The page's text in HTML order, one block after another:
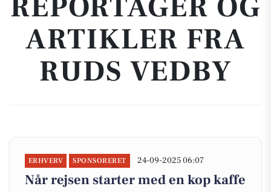
ARTIKLER FRA
RUDS VEDBY
ERHVERV SPONSORERET 24-09-2025 06:07
Når rejsen starter med en kop kaffe